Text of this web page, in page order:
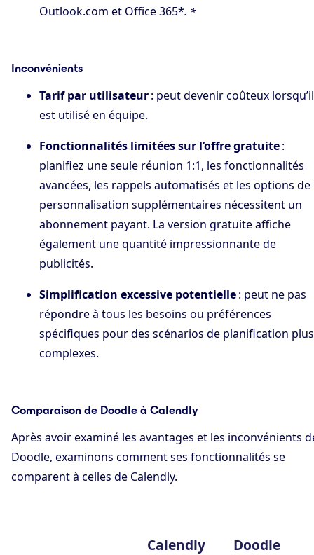
Outlook.com et Office 365*. *
Inconvénients
Tarif par utilisateur: peut devenir coûteux lorsqu’il
est utilisé en équipe.
Fonctionnalités limitées sur l’offre gratuite:
planifiez une seule réunion 1:1, les fonctionnalités
avancées, les rappels automatisés et les options de
personnalisation supplémentaires nécessitent un
abonnement payant. La version gratuite affiche
également une quantité impressionnante de
publicités.
Simplification excessive potentielle: peut ne pas
répondre à tous les besoins ou préférences
spécifiques pour des scénarios de planification plus
complexes.
Comparaison de Doodle à Calendly
Après avoir examiné les avantages et les inconvénients
Doodle, examinons comment ses fonctionnalités se
comparent à celles de Calendly.
Calendly Doodle